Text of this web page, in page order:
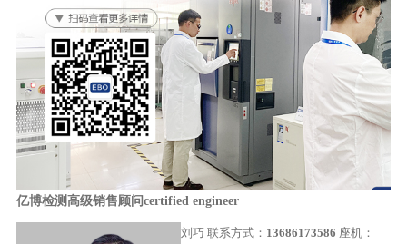
亿博检测高级销售顾问certified engineer
刘巧 联系方式： 13686173586 座机：